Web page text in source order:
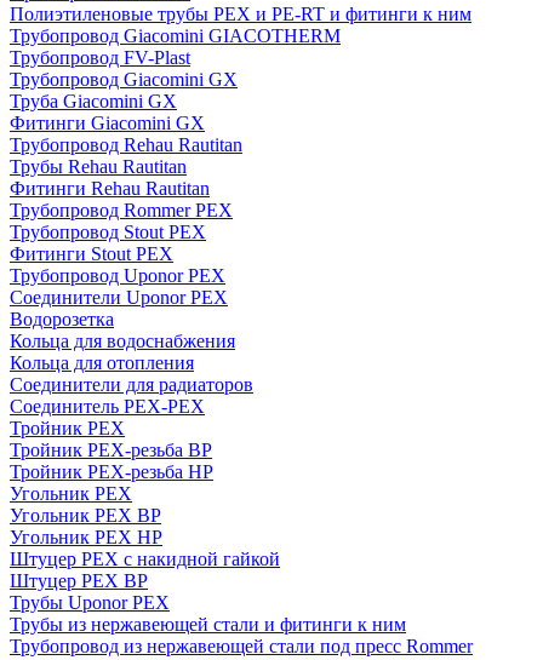
Полиэтиленовые трубы PEX и PE-RT и фитинги к ним
Трубопровод Giacomini GIACOTHERM
Трубопровод FV-Plast
Трубопровод Giacomini GX
Труба Giacomini GX
Фитинги Giacomini GX
Трубопровод Rehau Rautitan
Трубы Rehau Rautitan
Фитинги Rehau Rautitan
Трубопровод Rommer PEX
Трубопровод Stout PEX
Фитинги Stout PEX
Трубопровод Uponor PEX
Соединители Uponor PEX
Водорозетка
Кольца для водоснабжения
Кольца для отопления
Соединители для радиаторов
Соединитель PEX-PEX
Тройник PEX
Тройник PEX-резьба ВР
Тройник PEX-резьба НР
Угольник PEX
Угольник PEX ВР
Угольник PEX НР
Штуцер PEX c накидной гайкой
Штуцер PEX ВР
Трубы Uponor PEX
Трубы из нержавеющей стали и фитинги к ним
Трубопровод из нержавеющей стали под пресс Rommer